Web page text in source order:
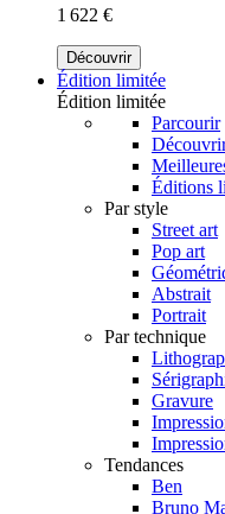
1 622 €
Découvrir
Édition limitée
Édition limitée
Parcourir
Éditions
Par style
Street art
Pop art
Abstrait
Portrait
Par technique
Gravure
Tendances
Ben
Bruno